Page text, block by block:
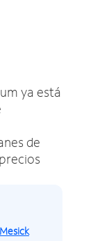
ya está
de
Mesick